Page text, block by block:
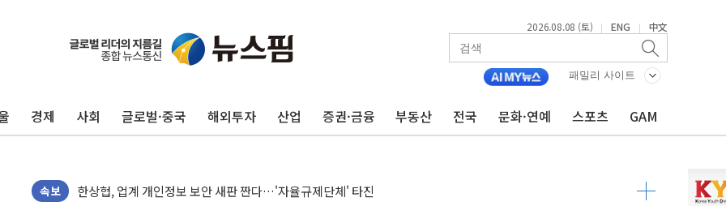
2026.08.08 (토) | ENG | 中文
패밀리 사이트
경제 사회 글로벌·중국 해외투자 산업 증권·금융 부동산 전국 문화·연예 스포츠 GAM
속보
10월 보완수사권 폐지·공소청 출범…피해자들 '범죄 사각지대' 우려
민주, 오늘 제주·인천 경선 결과 발표...'김민석 재역전 vs 정청래 격차 확대'
뉴욕증시, 고용 쇼크에 금리 인상 우려 후퇴…S&P500 최고치